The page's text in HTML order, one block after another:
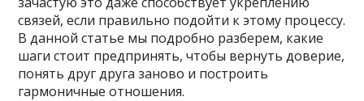
связей, если правильно подойти к этому процессу.
В данной статье мы подробно разберем, какие
шаги стоит предпринять, чтобы вернуть доверие,
понять друг друга заново и построить
гармоничные отношения.